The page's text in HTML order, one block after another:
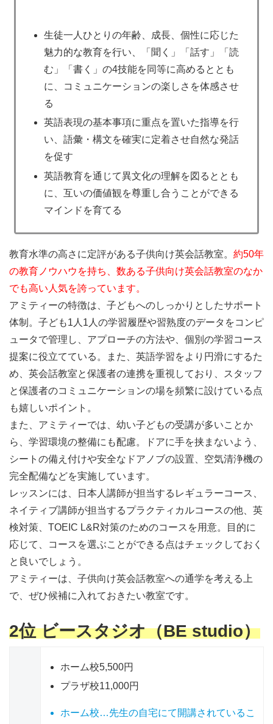
生徒一人ひとりの年齢、成長、個性に応じた
魅力的な教育を行い、「聞く」「話す」「読
む」「書く」の4技能を同等に高めるととも
に、コミュニケーションの楽しさを体感させ
る
英語表現の基本事項に重点を置いた指導を行
い、語彙・構文を確実に定着させ自然な発話
を促す
英語教育を通じて異文化の理解を図るととも
に、互いの価値観を尊重し合うことができる
マインドを育てる
教育水準の高さに定評がある子供向け英会話教室。 約50年
の教育ノウハウを持ち、数ある子供向け英会話教室のなか
でも高い人気を誇っています。
アミティーの特徴は、子どもへのしっかりとしたサポート
体制。子ども1人1人の学習履歴や習熟度のデータをコンピ
ュータで管理し、アプローチの方法や、個別の学習コース
提案に役立てている。また、英語学習をより円滑にするた
め、英会話教室と保護者の連携を重視しており、スタッフ
と保護者のコミュニケーションの場を頻繁に設けている点
も嬉しいポイント。
また、アミティーでは、幼い子どもの受講が多いことか
ら、学習環境の整備にも配慮。ドアに手を挟まないよう、
シートの備え付けや安全なドアノブの設置、空気清浄機の
完全配備などを実施しています。
レッスンには、日本人講師が担当するレギュラーコース、
ネイティブ講師が担当するプラクティカルコースの他、英
検対策、TOEIC L&R対策のためのコースを用意。
目的に
応じて、コースを選ぶことができる 点はチェックしておく
と良いでしょう。
アミティーは、子供向け英会話教室への通学を考える上
で、ぜひ候補に入れておきたい教室です。
2位 ビースタジオ（BE studio）
ホーム校5,500円
プラザ校11,000円
ホーム校…先生の自宅にて開講されているこ